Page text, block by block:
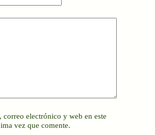
correo electrónico y web en este
vez que comente.